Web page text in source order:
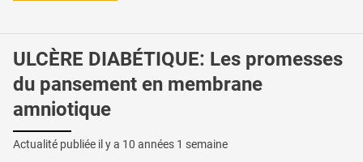
ULCÈRE DIABÉTIQUE: Les promesses
du pansement en membrane
amniotique
Actualité publiée il y a 10 années 1 semaine